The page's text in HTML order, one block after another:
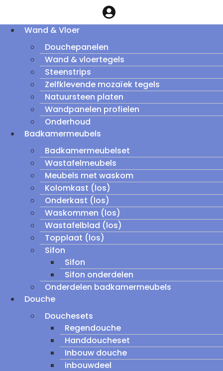
Wand & Vloer
Douchepanelen
Wand & vloertegels
Steenstrips
Zelfklevende mozaïek tegels
Natuursteen platen
Wandpanelen profielen
Onderhoud
Badkamermeubels
Badkamermeubelset
Wastafelmeubels
Meubels met waskom
Kolomkast (los)
Onderkast (los)
Waskommen (los)
Wastafelblad (los)
Topplaat (los)
Sifon
Sifon
Sifon onderdelen
Onderdelen badkamermeubels
Douche
Douchesets
Regendouche
Handdoucheset
Inbouw douche
inbouwdeel